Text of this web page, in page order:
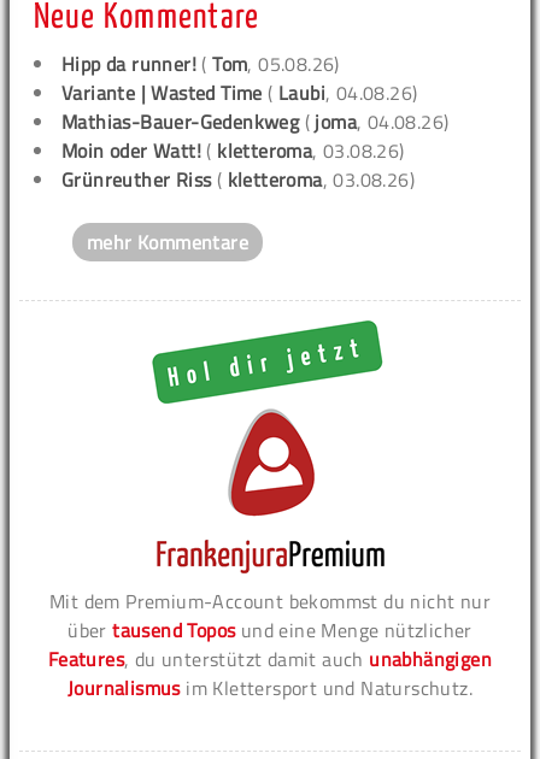
Neue Kommentare
Hipp da runner! (Tom, 05.08.26)
Variante | Wasted Time ( Laubi, 04.08.26)
Mathias-Bauer-Gedenkweg( joma, 04.08.26)
Moin oder Watt! ( kletteroma, 03.08.26)
Grünreuther Riss( kletteroma, 03.08.26)
mehr Kommentare
Mit dem Premium-Account bekommst du nicht nur
übertausend Toposund eine Menge nützlicher
Features, du unterstützt damit auch unabhängigen
Journalismusim Klettersport und Naturschutz.